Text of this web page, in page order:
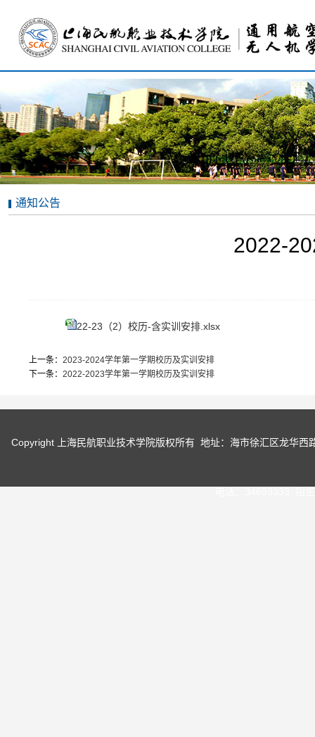
通知公告
2022-
22-23（2）校历-含实训安排.xlsx
上一条： 2023-2024学年第一学期校历及实训安排
下一条： 2022-2023学年第一学期校历及实训安排
Copyright 上海民航职业技术学院版权所有 地址：海市徐汇区龙华